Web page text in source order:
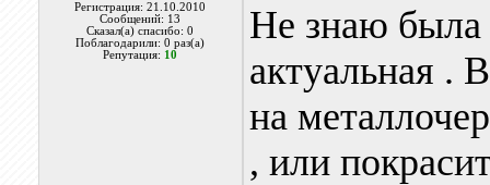
Регистрация: 21.10.2010
Сообщений: 13
Сказал(а) спасибо: 0
Поблагодарили: 0 раз(а)
Репутация: 10
Не знаю была
актуальная .
на
, или